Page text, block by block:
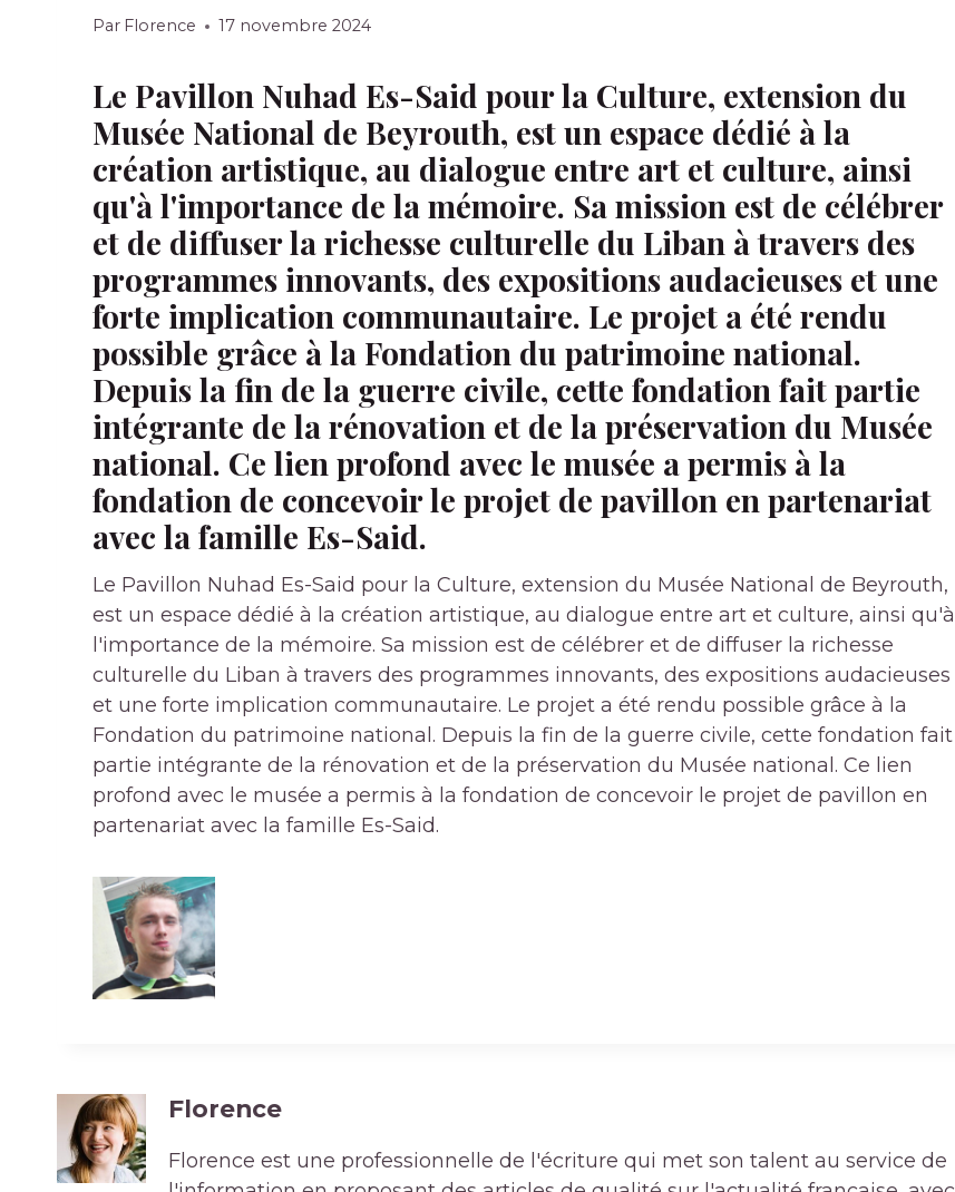
Par Florence 17 novembre 2024
Le Pavillon Nuhad Es-Said pour la Culture, extension du
Musée National de Beyrouth, est un espace dédié à la
création artistique, au dialogue entre art et culture, ainsi
qu'à l'importance de la mémoire. Sa mission est de célébrer
et de diffuser la richesse culturelle du Liban à travers des
programmes innovants, des expositions audacieuses et une
forte implication communautaire. Le projet a été rendu
possible grâce à la Fondation du patrimoine national.
Depuis la fin de la guerre civile, cette fondation fait partie
intégrante de la rénovation et de la préservation du Musée
national. Ce lien profond avec le musée a permis à la
fondation de concevoir le projet de pavillon en partenariat
avec la famille Es-Said.
Le Pavillon Nuhad Es-Said pour la Culture, extension du Musée National de Beyrouth,
est un espace dédié à la création artistique, au dialogue entre art et culture, ainsi qu'à
l'importance de la mémoire. Sa mission est de célébrer et de diffuser la richesse
culturelle du Liban à travers des programmes innovants, des expositions audacieuses
et une forte implication communautaire. Le projet a été rendu possible grâce à la
Fondation du patrimoine national. Depuis la fin de la guerre civile, cette fondation fait
partie intégrante de la rénovation et de la préservation du Musée national. Ce lien
profond avec le musée a permis à la fondation de concevoir le projet de pavillon en
partenariat avec la famille Es-Said.
Florence
Florence est une professionnelle de l'écriture qui met son talent au service de